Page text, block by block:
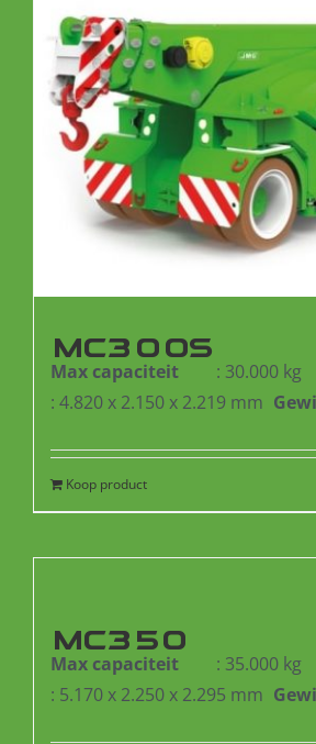
MC300S
Max capaciteit : 30.000 kg
: 4.820 x 2.150 x 2.219 mm
Koop product
MC350
Max capaciteit : 35.000 kg
: 5.170 x 2.250 x 2.295 mm